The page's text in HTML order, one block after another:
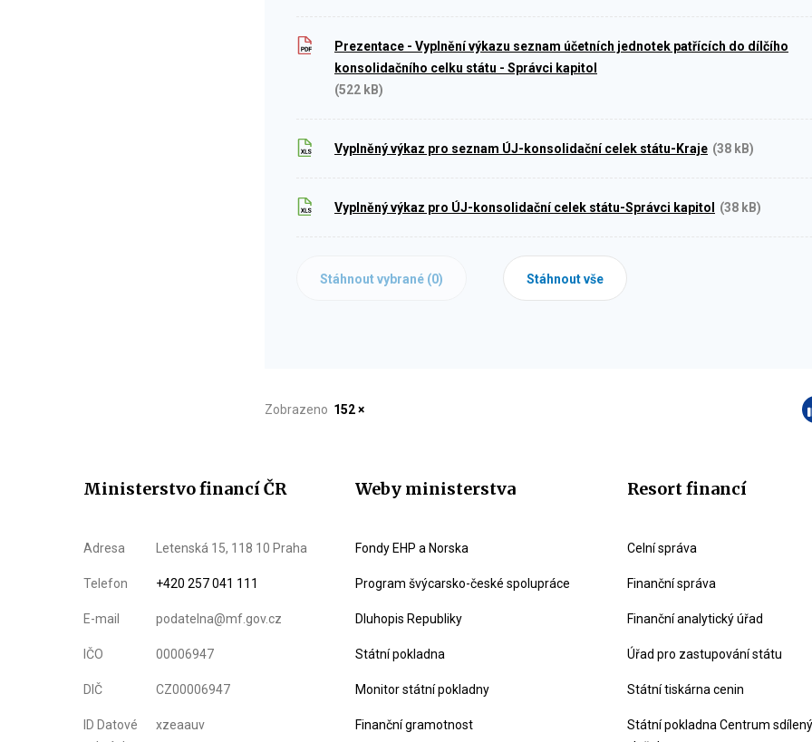
Prezentace - Vyplnění výkazu seznam účetních jednotek patřících do dílčího
konsolidačního celku státu - Správci kapitol
(522 kB)
Vyplněný výkaz pro seznam ÚJ-konsolidační celek státu-Kraje (38 kB)
Vyplněný výkaz pro ÚJ-konsolidační celek státu-Správci kapitol (38 kB)
Stáhnout vybrané (0) Stáhnout vše
Zobrazeno 152 ×
Ministerstvo financí ČR
Adresa Letenská 15, 118 10 Praha
Telefon +420 257 041 111
E-mail podatelna@mf.gov.cz
IČO 00006947
DIČ CZ00006947
ID Datové
xzeaauv
Weby ministerstva
Fondy EHP a Norska
Program švýcarsko-české spolupráce
Dluhopis Republiky
Státní pokladna
Monitor státní pokladny
Finanční gramotnost
Resort financí
Celní správa
Finanční správa
Finanční analytický úřad
Úřad pro zastupování státu
Státní tiskárna cenin
Státní pokladna Centrum